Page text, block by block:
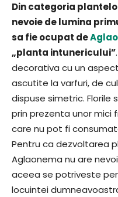
Din categoria
nevoie de lumina
sa fie ocupat de
„planta intunericului”
decorativa cu un
ascutite la varfuri, de
dispuse simetric. Florile
prin prezenta unor mici
care nu pot fi
Pentru ca dezvoltarea
Aglaonema nu are
aceea se potriveste
locuintei